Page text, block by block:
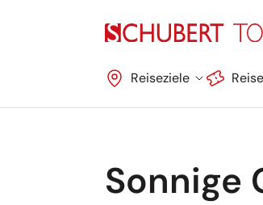
Navigation überspringen
Reiseziele
Sonnige